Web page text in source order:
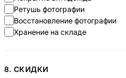
Ретушь фотографии
Восстановление фотографии
Хранение на складе
8. СКИДКИ